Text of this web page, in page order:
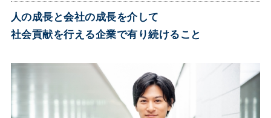
人の成長と会社の成長を介して
社会貢献を行える企業で有り続けること